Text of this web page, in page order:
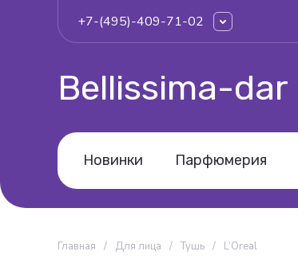
+7-(495)-409-71-02
Bellissima-dar
Новинки Парфюмерия
Главная / Для лица / Тушь / L’Oreal